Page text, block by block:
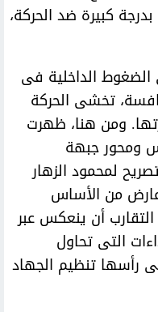
كبيرة ضد الحركة،
الداخلية فى
تخشى الحركة
ومن هنا، ظهرت
ومحور جبهة
لمحمود الزهار
عارض من الأساس
أن ينعكس عبر
التى تحاول
رأسها تنظيم الجهاد